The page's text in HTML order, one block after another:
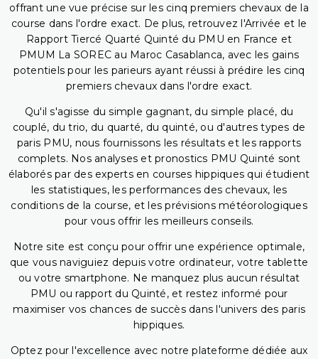
offrant une vue précise sur les cinq premiers chevaux de la
course dans l'ordre exact. De plus, retrouvez l'Arrivée et le
Rapport Tiercé Quarté Quinté du PMU en France et
PMUM La SOREC au Maroc Casablanca, avec les gains
potentiels pour les parieurs ayant réussi à prédire les cinq
premiers chevaux dans l'ordre exact.
Qu'il s'agisse du simple gagnant, du simple placé, du
couplé, du trio, du quarté, du quinté, ou d'autres types de
paris PMU, nous fournissons les résultats et les rapports
complets. Nos analyses et pronostics PMU Quinté sont
élaborés par des experts en courses hippiques qui étudient
les statistiques, les performances des chevaux, les
conditions de la course, et les prévisions météorologiques
pour vous offrir les meilleurs conseils.
Notre site est conçu pour offrir une expérience optimale,
que vous naviguiez depuis votre ordinateur, votre tablette
ou votre smartphone. Ne manquez plus aucun résultat
PMU ou rapport du Quinté, et restez informé pour
maximiser vos chances de succès dans l'univers des paris
hippiques.
Optez pour l'excellence avec notre plateforme dédiée aux